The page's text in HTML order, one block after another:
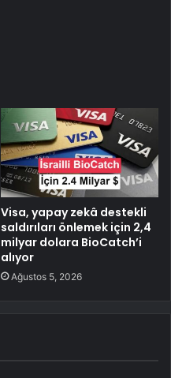
Visa, yapay zekâ destekli
saldırıları önlemek için 2,4
milyar dolara BioCatch’i
alıyor
Ağustos 5, 2026